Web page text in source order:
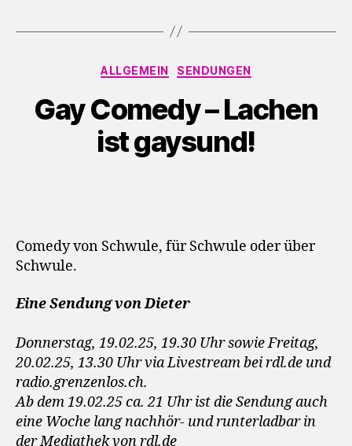
Kategorien
ALLGEMEIN SENDUNGEN
Gay Comedy – Lachen
ist gaysund!
Comedy von Schwule, für Schwule oder über
Schwule.
Eine Sendung von Dieter
Donnerstag, 19.02.25, 19.30 Uhr sowie Freitag,
20.02.25, 13.30 Uhr via Livestream bei rdl.de und
radio.grenzenlos.ch.
Ab dem 19.02.25 ca. 21 Uhr ist die Sendung auch
eine Woche lang nachhör- und runterladbar in
der Mediathek von rdl.de